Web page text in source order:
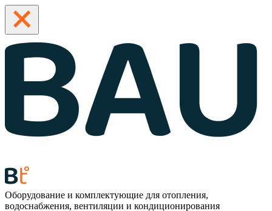
Оборудование и комплектующие для отопления,
водоснабжения, вентиляции и кондиционирования